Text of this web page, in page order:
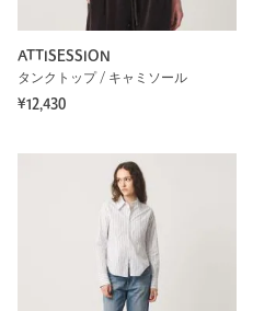
ATTISESSION
タンクトップ / キャミソール
¥12,430